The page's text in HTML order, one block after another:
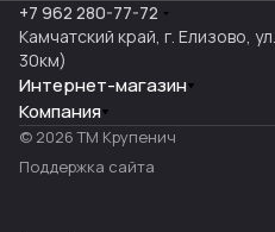
+7 962 280-77-72
Камчатский край, г. Елизово,
30км)
Интернет-магазин
Компания
© 2026 ТМ Крупенич
Поддержка сайта